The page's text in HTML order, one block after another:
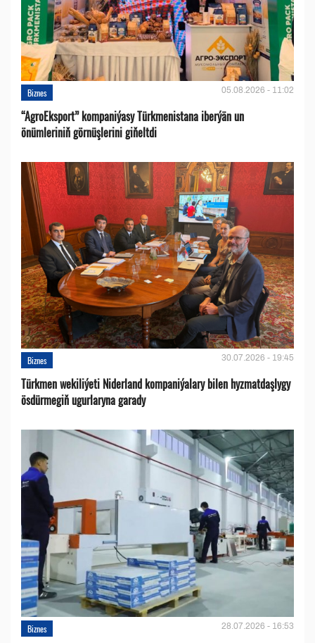
Biznes 05.08.2026 - 11:02
“AgroEksport” kompaniýasy Türkmenistana iberýän un
önümleriniň görnüşlerini giňeltdi
Biznes 30.07.2026 - 19:45
Türkmen wekiliýeti Niderland kompaniýalary bilen hyzmatdaşlygy
ösdürmegiň ugurlaryna garady
Biznes 28.07.2026 - 16:53